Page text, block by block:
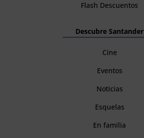
Flash Descuentos
Descubre Santander
Cine
Eventos
Noticias
Esquelas
En familia